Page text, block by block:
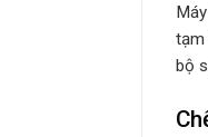
tạm
bộ